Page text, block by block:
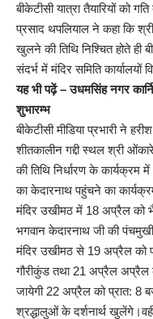
बीकेटीसी यात्रा तैयारियों को
प्रसाद थपलियाल ने कहा कि
खुलने की तिथि निश्चित होते ही
संदर्भ में मंदिर समिति कार्यालयों
यह भी पढ़ें –उधमसिंह नगर
शुभारम्भ
बीकेटीसी मीडिया प्रभारी ने
शीतकालीन गद्दी स्थल श्री
की तिथि निर्धारण के कार्यक्रम
का केदारनाथ पहुंचने का
मंदिर उखीमठ में 18 अप्रैल को
भगवान केदारनाथ जी की
मंदिर उखीमठ से 19 अप्रैल को
गौरीकुंड तथा 21 अप्रैल अप्रैल
जायेगी 22 अप्रैल को प्रात: 8
श्रद्धालुओं के दर्शनार्थ